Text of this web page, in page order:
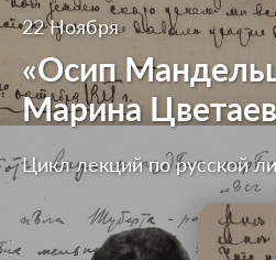
22 Ноября
«Осип
Марина
Цикл лекций по русской